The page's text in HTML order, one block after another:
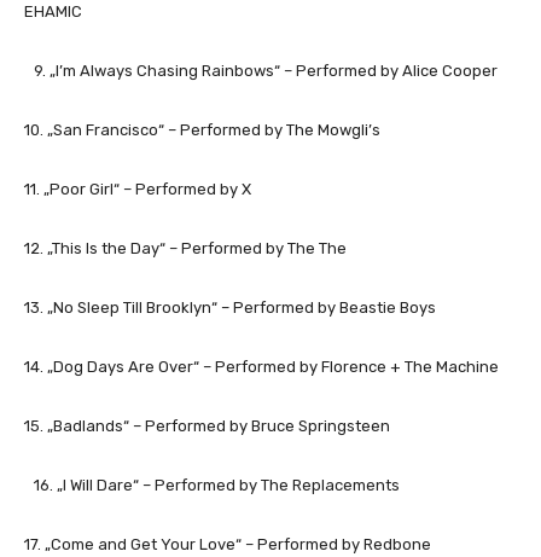
EHAMIC
9. „I’m Always Chasing Rainbows“ – Performed by Alice Cooper
10. „San Francisco“ – Performed by The Mowgli’s
11. „Poor Girl“ – Performed by X
12. „This Is the Day“ – Performed by The The
13. „No Sleep Till Brooklyn“ – Performed by Beastie Boys
14. „Dog Days Are Over“ – Performed by Florence + The Machine
15. „Badlands“ – Performed by Bruce Springsteen
16. „I Will Dare“ – Performed by The Replacements
17. „Come and Get Your Love“ – Performed by Redbone